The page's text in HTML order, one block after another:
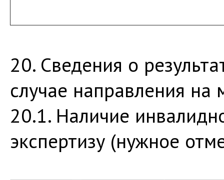
20. Сведения о
случае направления на
20.1. Наличие
экспертизу (нужное